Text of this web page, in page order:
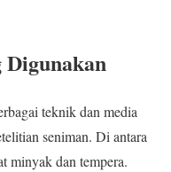
teknik dan media
seniman. Di antara
minyak dan tempera.